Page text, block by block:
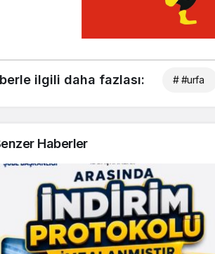
ilgili daha fazlası: # #urfa
Haberler